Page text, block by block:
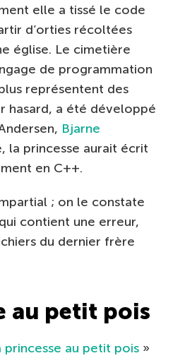
elle a tissé le code
d’orties récoltées
église. Le cimetière
de programmation
représentent des
hasard, a été développé
Bjarne
la princesse aurait écrit
en C++.
; on le constate
contient une erreur,
du dernier frère
au petit pois
princesse au petit pois »